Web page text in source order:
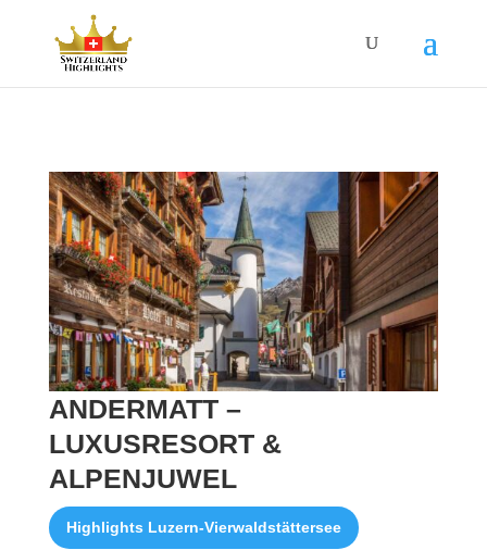
ANDERMATT –
LUXUSRESORT &
ALPENJUWEL
Highlights Luzern-Vierwaldstättersee